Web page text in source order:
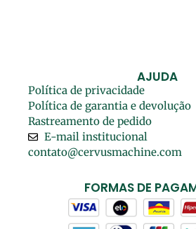
AJUDA
Política de privacidade
Política de garantia e devolução
Rastreamento de pedido
E-mail institucional
contato@cervusmachine.com
FORMAS DE